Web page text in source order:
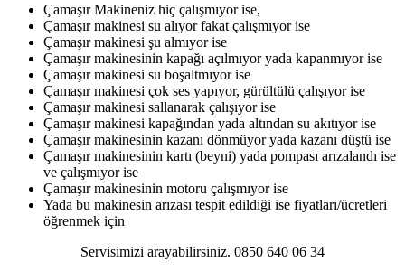
Çamaşır Makineniz hiç çalışmıyor ise,
Çamaşır makinesi su alıyor fakat çalışmıyor ise
Çamaşır makinesi şu almıyor ise
Çamaşır makinesinin kapağı açılmıyor yada kapanmıyor ise
Çamaşır makinesi su boşaltmıyor ise
Çamaşır makinesi çok ses yapıyor, gürültülü çalışıyor ise
Çamaşır makinesi sallanarak çalışıyor ise
Çamaşır makinesi kapağından yada altından su akıtıyor ise
Çamaşır makinesinin kazanı dönmüyor yada kazanı düştü ise
Çamaşır makinesinin kartı (beyni) yada pompası arızalandı ise
ve çalışmıyor ise
Çamaşır makinesinin motoru çalışmıyor ise
Yada bu makinesin arızası tespit edildiği ise fiyatları/ücretleri
öğrenmek için
Servisimizi arayabilirsiniz. 0850 640 06 34